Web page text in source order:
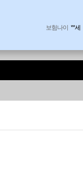
보험나이 **세